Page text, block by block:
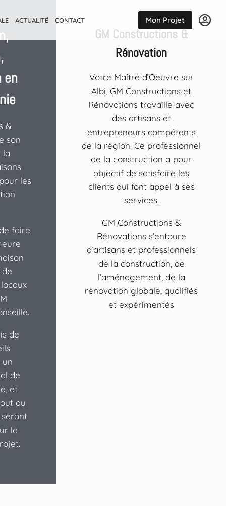
ACTUALITÉ CONTACT Mon Projet
en
&
son
la
les
faire
de
un
de
et
au
la
GM Constructions &
Rénovation
Votre Maître d’Oeuvre sur
Albi, GM Constructions et
Rénovations travaille avec
des artisans et
entrepreneurs compétents
de la région. Ce professionnel
de la construction a pour
objectif de satisfaire les
clients qui font appel à ses
services.
GM Constructions &
Rénovations s’entoure
d’artisans et professionnels
de la construction, de
l’aménagement, de la
rénovation globale, qualifiés
et expérimentés